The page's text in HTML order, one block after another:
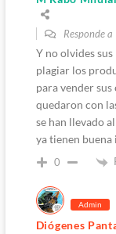
Responde a
Y no olvides
plagiar los
para vender
quedaron con
se han llevado
ya tienen buena
0
Admin
Diógenes